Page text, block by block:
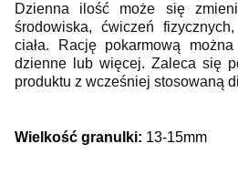
Dzienna ilość może się
środowiska, ćwiczeń
ciała. Rację pokarmową
dzienne lub więcej. Zaleca się
produktu z wcześniej stosowaną
Wielkość granulki: 13-15mm